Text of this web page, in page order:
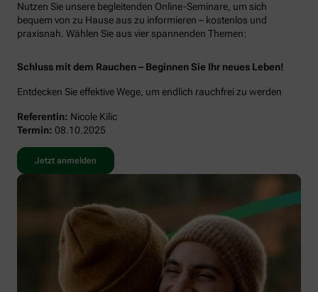
Nutzen Sie unsere begleitenden Online-Seminare, um sich
bequem von zu Hause aus zu informieren – kostenlos und
praxisnah. Wählen Sie aus vier spannenden Themen:
Schluss mit dem Rauchen – Beginnen Sie Ihr neues Leben!
Entdecken Sie effektive Wege, um endlich rauchfrei zu werden
Referentin: Nicole Kilic
Termin: 08.10.2025
Jetzt anmelden